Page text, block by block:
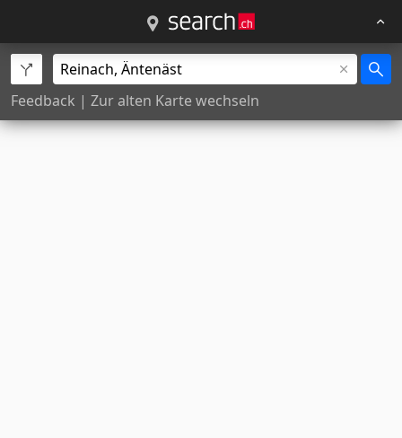
Feedback | Zur alten Karte wechseln